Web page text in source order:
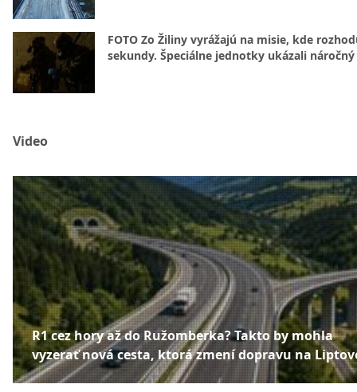
FOTO Zo Žiliny vyrážajú na misie, kde
sekundy. Špeciálne jednotky ukázali
Video
R1 cez hory až do Ružomberka? Takto by mohla
vyzerať nová cesta, ktorá zmení dopravu na